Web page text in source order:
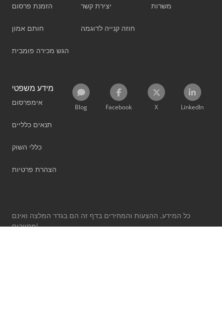
הזמנת פרסום
חותם אמון
הגש מכירה פומבית
יצירת קשר
חוזה קנייה לדוגמה
משרות
מידע משפטי
אימפרסום
תנאים כלליים
כללי השוק
הצהרת פרטיות
Blog Facebook X LinkedIn
כל המידע, ההצעות והמחירים בדף זה הם בגדר המלצה ואינם
מחייבים!